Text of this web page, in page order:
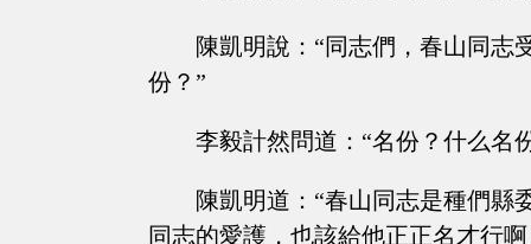
陳凱明說：“同志們，春山同志
份？”
李毅計然問道：“名份？什么名
陳凱明道：“春山同志是種們縣
同志的愛護，也該給他正正名才行